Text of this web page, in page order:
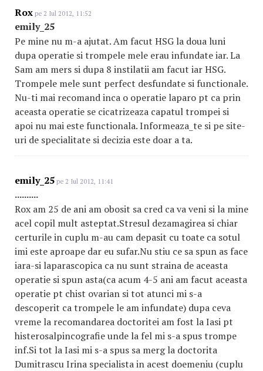
Rox pe 2 Iul 2012, 11:52
emily_25
Pe mine nu m-a ajutat. Am facut HSG la doua luni
dupa operatie si trompele mele erau infundate iar. La
Sam am mers si dupa 8 instilatii am facut iar HSG.
Trompele mele sunt perfect desfundate si functionale.
Nu-ti mai recomand inca o operatie laparo pt ca prin
aceasta operatie se cicatrizeaza capatul trompei si
apoi nu mai este functionala. Informeaza_te si pe site-
uri de specialitate si decizia este doar a ta.
emily_25 pe 2 Iul 2012, 11:41
..........
Rox am 25 de ani am obosit sa cred ca va veni si la mine
acel copil mult asteptat.Stresul dezamagirea si chiar
certurile in cuplu m-au cam depasit cu toate ca sotul
imi este aproape dar eu sufar.Nu stiu ce sa spun as face
iara-si laparascopica ca nu sunt straina de aceasta
operatie si spun asta(ca acum 4-5 ani am facut aceasta
operatie pt chist ovarian si tot atunci mi s-a
descoperit ca trompele le am infundate) dupa ceva
vreme la recomandarea doctoritei am fost la Iasi pt
histerosalpincografieunde la fel mi s-a spus trompe
inf.Si tot la Iasi mi s-a spus sa merg la doctorita
Dumitrascu Irina specialista in acest doemeniu (cuplu